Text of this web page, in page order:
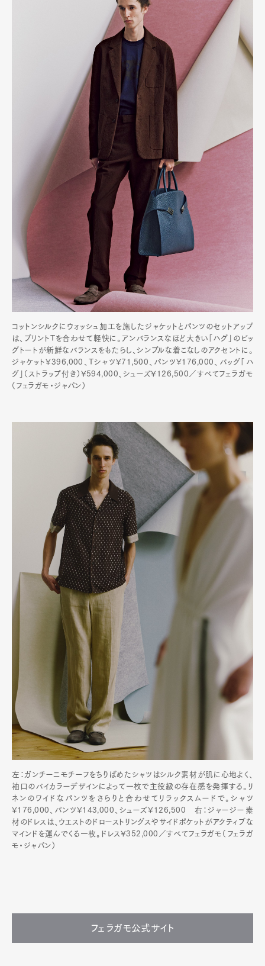
コットンシルクにウォッシュ加工を施したジャケットとパンツのセットアップ
は、プリントTを合わせて軽快に。アンバランスなほど大きい「ハグ」のビッ
グトートが新鮮なバランスをもたらし、シンプルな着こなしのアクセントに。
ジャケット¥396,000、Tシャツ¥71,500、パンツ¥176,000、バッグ「ハ
グ」（ストラップ付き）¥594,000、シューズ¥126,500／すべてフェラガモ
（フェラガモ・ジャパン）
左：ガンチーニモチーフをちりばめたシャツはシルク素材が肌に心地よく、
袖口のバイカラーデザインによって一枚で主役級の存在感を発揮する。リ
ネンのワイドなパンツをさらりと合わせてリラックスムードで。シャツ
¥176,000、パンツ¥143,000、シューズ¥126,500 右：ジャージー素
材のドレスは、ウエストのドローストリングスやサイドポケットがアクティブな
マインドを運んでくる一枚。ドレス¥352,000／すべてフェラガモ（フェラガ
モ・ジャパン）
フェラガモ公式サイト